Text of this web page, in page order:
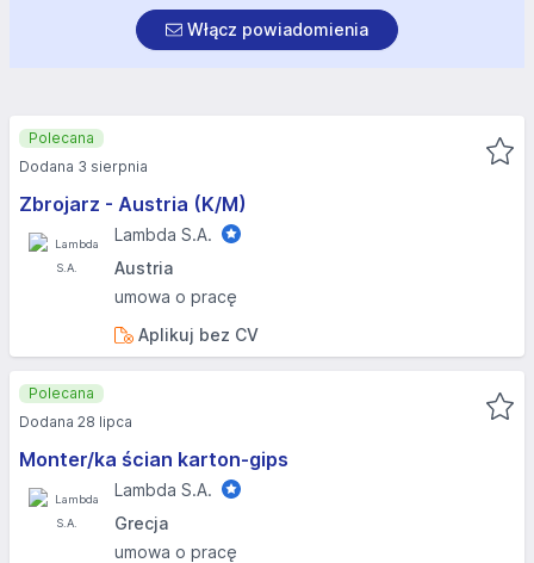
Włącz powiadomienia
Zbrojarz - Austria (K/M)
Lambda S.A.
Austria
umowa o pracę
Aplikuj bez CV
Polecana
Dodana 3 sierpnia
Monter/ka ścian karton-gips
Lambda S.A.
Grecja
umowa o pracę
Polecana
Dodana 28 lipca